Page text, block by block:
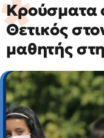
Κρούσματα
Θετικός
μαθητής